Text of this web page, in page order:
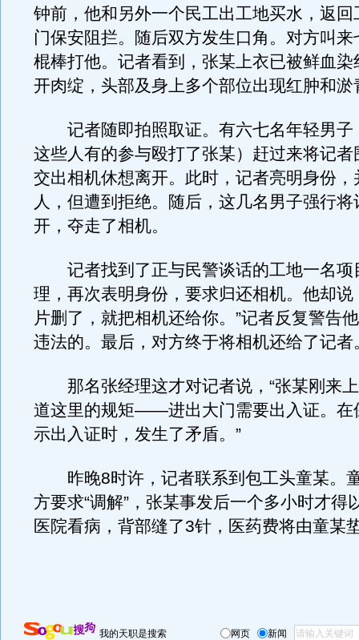
钟前，他和另外一个民工出工地买水，返回
门保安阻拦。随后双方发生口角。对方叫
棍棒打他。记者看到，张某上衣已被鲜血染
开肉绽，头部及身上多个部位出现红肿和淤
记者随即拍照取证。有六七名年轻男子
这些人有的参与殴打了张某）赶过来将记者
交出相机休想离开。此时，记者亮明身份，
人，但遭到拒绝。随后，这几名男子强行将
开，夺走了相机。
记者找到了正与民警谈话的工地一名项
理，再次表明身份，要求归还相机。他却说
片删了，就把相机还给你。”记者反复警告
违法的。最后，对方终于将相机还给了记者
那名张经理这才对记者说，“张某刚来
道这里的规矩——进出大门需要出入证。在
示出入证时，发生了矛盾。”
昨晚8时许，记者联系到包工头童某。
方要求“调解”，张某事发后一个多小时才得
医院看病，背部缝了3针，医药费将由童某
我的天职是搜索 网页 新闻